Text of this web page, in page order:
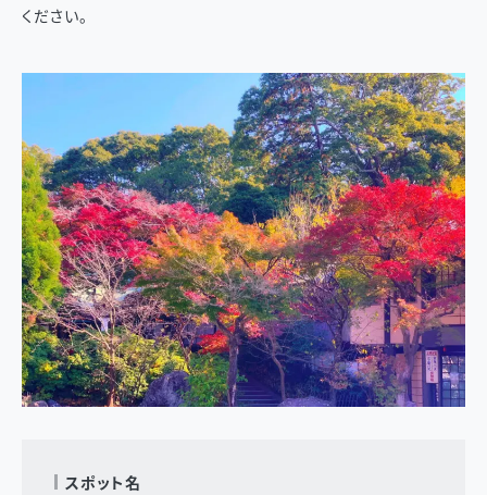
ください。
スポット名